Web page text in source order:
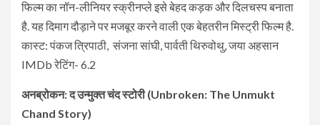
फिल्म का नॉन-लीनियर स्क्रीनप्ले इसे बेहद कड़क और दिलचस्प बनाता
है. यह दिमाग दौड़ाने पर मजबूर करने वाली एक बेहतरीन मिस्ट्री फिल्म है.
कास्ट: पंकज त्रिपाठी, संजना सांघी, पार्वती थिरुवोथु, जया अहसान
IMDb रेटिंग- 6.2
अनब्रोकन: द उन्मुक्त चंद स्टोरी (Unbroken: The Unmukt
Chand Story)